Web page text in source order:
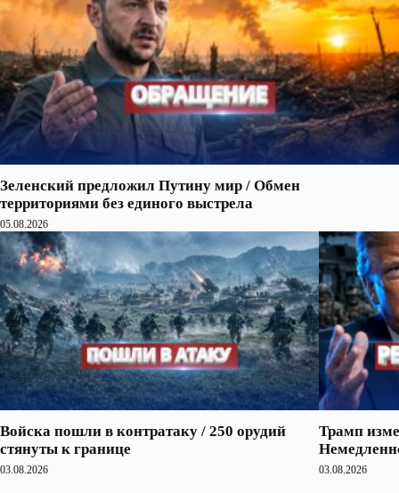
Зеленский предложил Путину мир / Обмен
территориями без единого выстрела
05.08.2026
Войска пошли в контратаку / 250 орудий
стянуты к границе
03.08.2026
Трамп
03.08.2026